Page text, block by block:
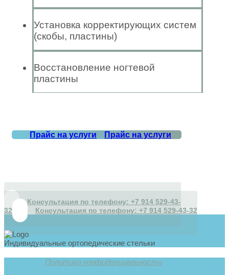
Установка корректирующих систем
(скобы, пластины)
Восстановление ногтевой
пластины
Прайс на услуги Прайс на услуги
Консультация по телефону: +7 914 529-43-
32
Консультация по телефону: +7 914 529-43-32
Индивидуальные ортопедические стельки
Политика конфиденциальности